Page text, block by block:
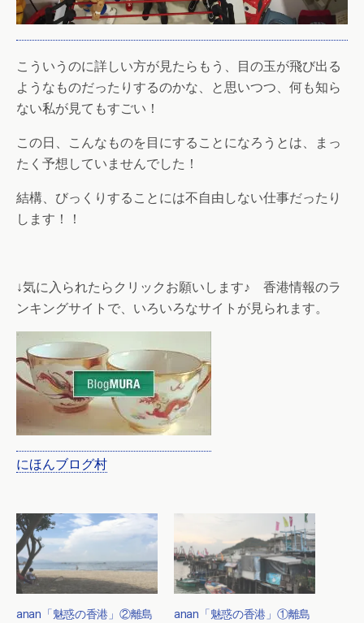
こういうのに詳しい方が見たらもう、目の玉が飛び出る
ようなものだったりするのかな、と思いつつ、何も知ら
ない私が見てもすごい！
この日、こんなものを目にすることになろうとは、まっ
たく予想していませんでした！
結構、びっくりすることには不自由しない仕事だったり
します！！
↓気に入られたらクリックお願いします♪ 香港情報のラ
ンキングサイトで、いろいろなサイトが見られます。
にほんブログ村
anan「魅惑の香港」②離島
anan「魅惑の香港」①離島